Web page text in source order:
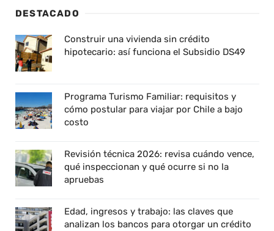
DESTACADO
Construir una vivienda sin crédito
hipotecario: así funciona el Subsidio DS49
Programa Turismo Familiar: requisitos y
cómo postular para viajar por Chile a bajo
costo
Revisión técnica 2026: revisa cuándo vence,
qué inspeccionan y qué ocurre si no la
apruebas
Edad, ingresos y trabajo: las claves que
analizan los bancos para otorgar un crédito